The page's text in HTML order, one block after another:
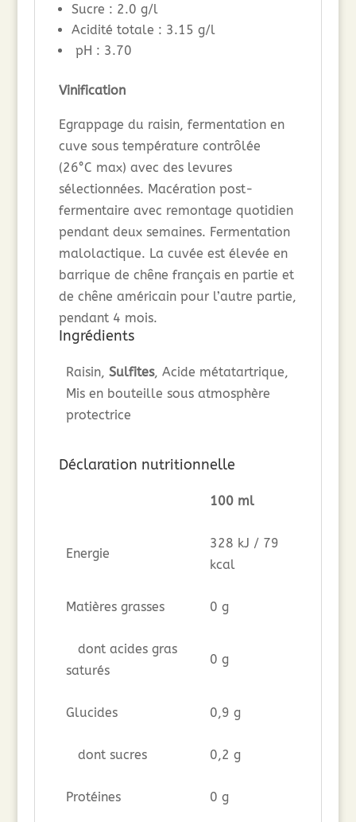
Sucre : 2.0 g/l
Acidité totale : 3.15 g/l
pH : 3.70
Vinification
Egrappage du raisin, fermentation en
cuve sous température contrôlée
(26°C max) avec des levures
sélectionnées. Macération post-
fermentaire avec remontage quotidien
pendant deux semaines. Fermentation
malolactique. La cuvée est élevée en
barrique de chêne français en partie et
de chêne américain pour l’autre partie,
pendant 4 mois.
Ingrédients
Raisin, Sulfites, Acide métatartrique,
Mis en bouteille sous atmosphère
protectrice
Déclaration nutritionnelle
100 ml
Energie
328 kJ / 79
kcal
Matières grasses 0 g
dont acides gras
saturés
0 g
Glucides 0,9 g
dont sucres 0,2 g
Protéines 0 g